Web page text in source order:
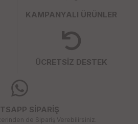
KAMPANYALI ÜRÜNLER
ÜCRETSİZ DESTEK
SİPARİŞ
de Sipariş Verebilirsiniz.